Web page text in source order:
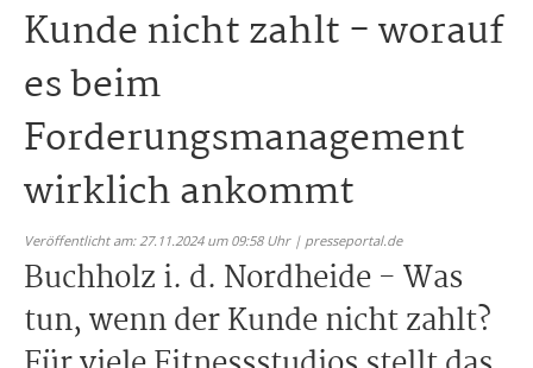
Kunde nicht zahlt - worauf
es beim
Forderungsmanagement
wirklich ankommt
Veröffentlicht am: 27.11.2024 um 09:58 Uhr | presseportal.de
Buchholz i. d. Nordheide - Was
tun, wenn der Kunde nicht zahlt?